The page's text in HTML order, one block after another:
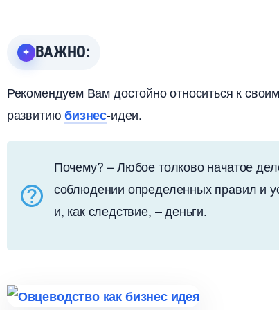
АЖНО:
Рекомендуем Вам достойно относиться к
развитиюизнес-идеи.
Почему? – Любое толково начатое
соблюдении определенных правил и
и, как следствие, – деньги.